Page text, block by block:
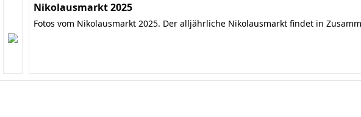
Nikolausmarkt 2025
Fotos vom Nikolausmarkt 2025. Der alljährliche Nikolausmarkt findet in